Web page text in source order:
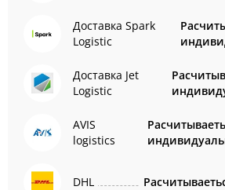
Доставка Spark
Logistic
Доставка Jet
Logistic
AVIS
logistics
DHL